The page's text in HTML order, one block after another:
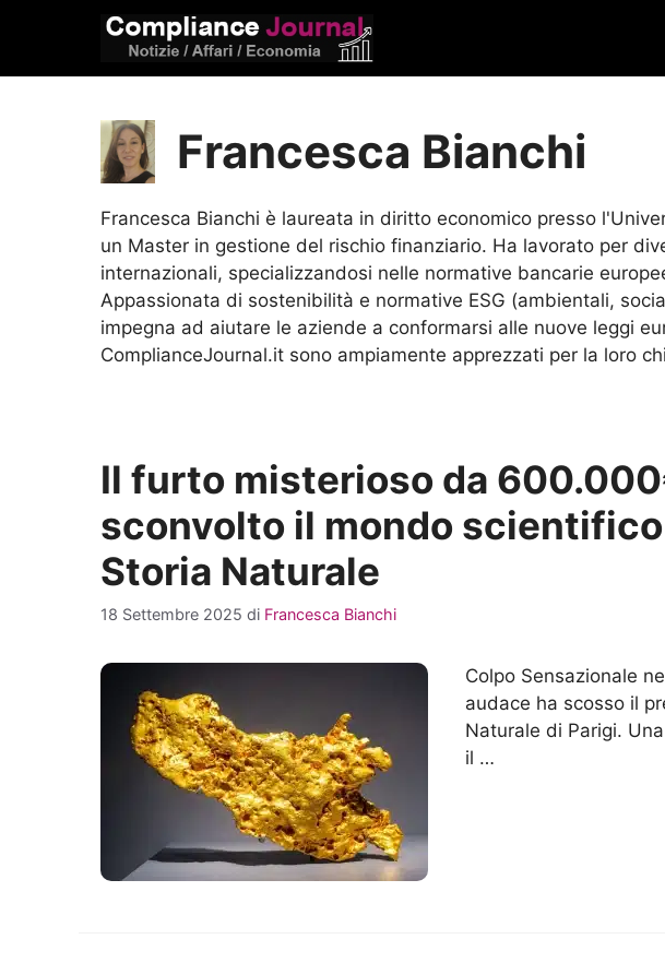
Francesca Bianchi
Francesca Bianchi è laureata in diritto economico presso
un Master in gestione del rischio finanziario. Ha lavorato per
internazionali, specializzandosi nelle normative bancarie
Appassionata di sostenibilità e normative ESG (ambientali,
impegna ad aiutare le aziende a conformarsi alle nuove leggi
ComplianceJournal.it sono ampiamente apprezzati per la loro
Il furto misterioso da
sconvolto il mondo
Storia Naturale
18 Settembre 2025 di Francesca Bianchi
Colpo Sensazionale
audace ha scosso il
Naturale di Parigi.
il …